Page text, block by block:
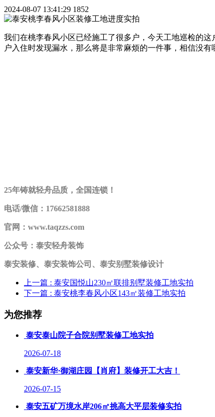
2024-08-07 13:41:29 1852
我们在桃李春风小区已经施工了很多户，今天工地巡检的
户入住时发现漏水，那么将是非常麻烦的一件事，相信没
25年铸就轻舟品质，全国连锁！
电话/微信：17662581888
官网：www.taqzzs.com
公众号：泰安轻舟装饰
泰安装修、泰安装饰公司、泰安别墅装修设计
上一篇 : 泰安国悦山230㎡联排别墅装修工地实拍
下一篇 : 泰安桃李春风小区143㎡装修工地实拍
为您推荐
泰安泰山院子合院别墅装修工地实拍
2026-07-18
泰安新华·御湖庄园【肖府】装修开工大吉！
2026-07-15
泰安五矿万境水岸206㎡挑高大平层装修实拍